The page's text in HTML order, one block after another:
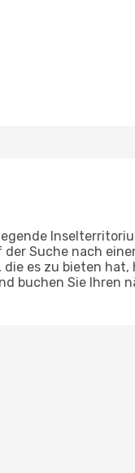
Suche nach
es zu bieten hat,
buchen Sie Ihren